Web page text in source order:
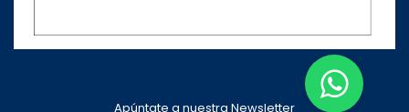
Apúntate a nuestra Newsletter